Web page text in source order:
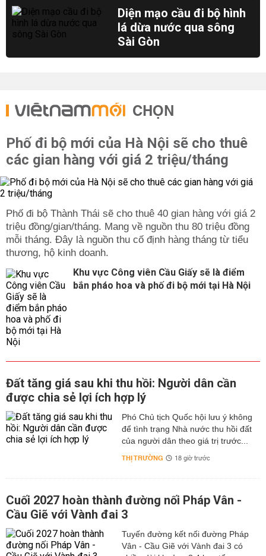
Diện mạo cầu đi bộ hình
lá dừa nước qua sông
Sài Gòn
CHỌN
Phố đi bộ mới của Hà Nội sẽ cho thuê
các gian hàng với giá 2 triệu/tháng
Phố đi bộ Thành Thái sẽ cho thuê 40 gian hàng với giá 2
triệu đồng/gian/tháng. Mang về nguồn thu 80 triệu đồng
mỗi tháng. Đây là nguồn thu cố định hàng tháng từ tiểu
thương, hộ kinh doanh.
Khu vực Công viên Cầu Giấy sẽ là điểm
bắn pháo hoa và phố đi bộ mới tại Hà Nội
Đất tăng giá sau khi thu hồi: Người dân cần
được chia sẻ lợi ích hợp lý
Phó Chủ tịch Quốc hội lưu ý không
để tình trạng Nhà nước thu hồi đất
của người dân theo giá trị trước...
THỊ TRƯỜNG 18 giờ trước
Cuối 2027 hoàn thành đường nối Pháp Vân -
Cầu Giẽ với Vành đai 3
Tuyến đường kết nối đường Pháp
Vân - Cầu Giẽ với Vành đai 3 có